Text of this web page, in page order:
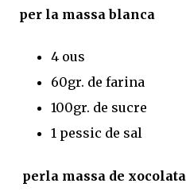
per la massa blanca
4 ous
60gr. de farina
100gr. de sucre
1 pessic de sal
perla massa de xocolata